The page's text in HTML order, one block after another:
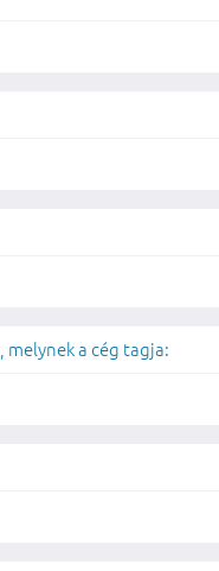
melynek a cég tagja: